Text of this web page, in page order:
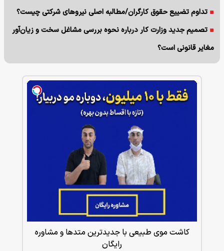
تداوم تضییع حقوق کارگران/مطالبه اصلی نیروهای شرکتی چیست؟
تصمیم جدید وزارت کار درباره نحوه بررسی مشاغل سخت و زیان‌آور
مغایر قانونی است؟
کاشت موی طبیعی با جدیدترین متدها و مشاوره
رایگان